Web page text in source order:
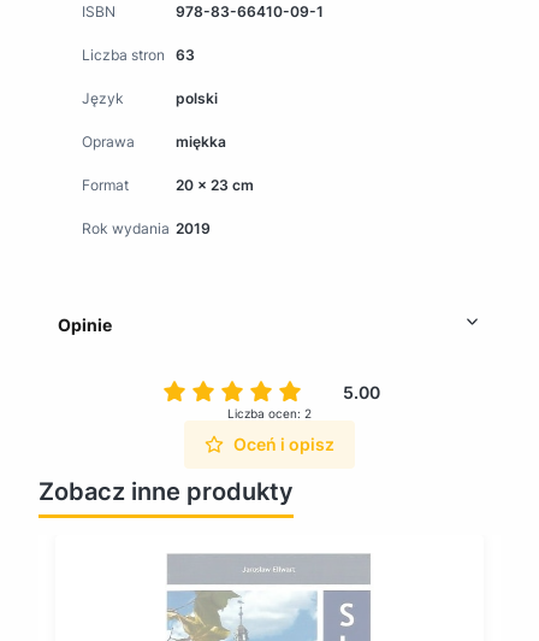
ISBN 978-83-66410-09-1
Liczba stron 63
Język polski
Oprawa miękka
Format 20 x 23 cm
Rok wydania 2019
Opinie
5.00
Liczba ocen: 2
Oceń i opisz
Zobacz inne produkty